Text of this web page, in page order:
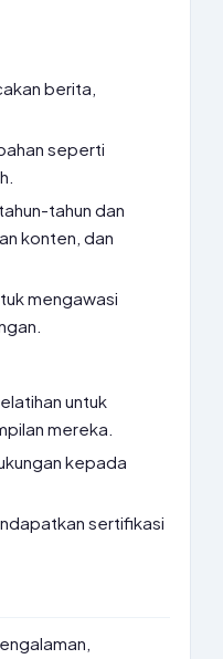
berita,
seperti
tahun dan
konten, dan
mengawasi
untuk
mereka.
kepada
sertifikasi